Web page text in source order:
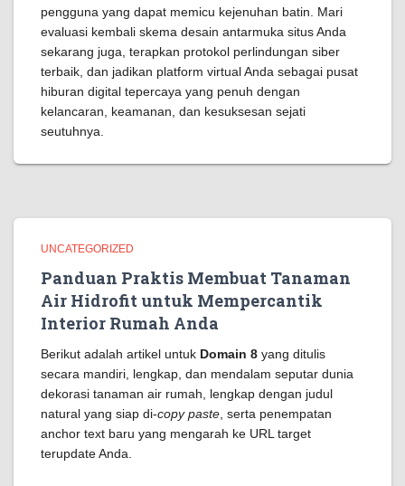
pengguna yang dapat memicu kejenuhan batin. Mari
evaluasi kembali skema desain antarmuka situs Anda
sekarang juga, terapkan protokol perlindungan siber
terbaik, dan jadikan platform virtual Anda sebagai pusat
hiburan digital tepercaya yang penuh dengan
kelancaran, keamanan, dan kesuksesan sejati
seutuhnya.
UNCATEGORIZED
Panduan Praktis Membuat Tanaman
Air Hidrofit untuk Mempercantik
Interior Rumah Anda
Berikut adalah artikel untuk Domain 8 yang ditulis
secara mandiri, lengkap, dan mendalam seputar dunia
dekorasi tanaman air rumah, lengkap dengan judul
natural yang siap di-copy paste , serta penempatan
anchor text baru yang mengarah ke URL target
terupdate Anda.